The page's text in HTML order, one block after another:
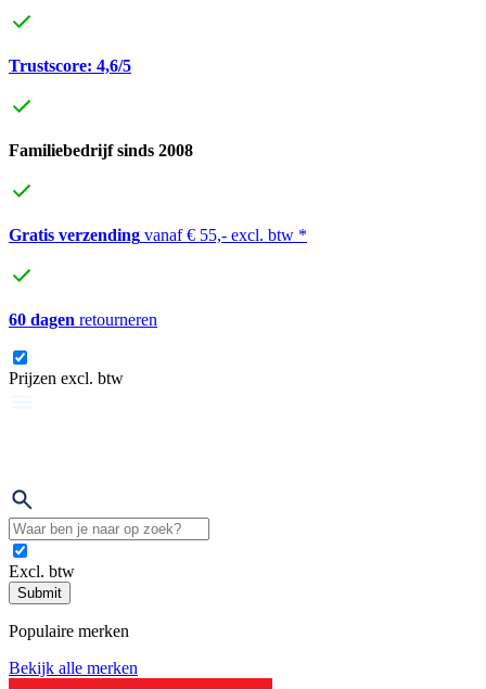
Trustscore: 4,6/5
Familiebedrijf sinds 2008
Gratis verzending vanaf € 55,- excl. btw *
60 dagen retourneren
Prijzen excl. btw
Excl. btw
Submit
Populaire merken
Bekijk alle merken